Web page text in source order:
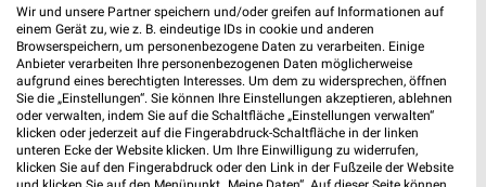
2,6 km
Gartenabverkauf
Gültig bis Sa. 15.08.
Gartenliebe
Gültig bis Sa. 26.09.
mömax XXXLutz
Wir und unsere Partner speichern und/oder greifen auf Informationen auf
einem Gerät zu, wie z. B. eindeutige IDs in cookie und anderen
Browserspeichern, um personenbezogene Daten zu verarbeiten. Einige
Anbieter verarbeiten Ihre personenbezogenen Daten möglicherweise
aufgrund eines berechtigten Interesses. Um dem zu widersprechen, öffnen
Sie die „Einstellungen“. Sie können Ihre Einstellungen akzeptieren, ablehnen
oder verwalten, indem Sie auf die Schaltfläche „Einstellungen verwalten“
klicken oder jederzeit auf die Fingerabdruck-Schaltfläche in der linken
unteren Ecke der Website klicken. Um Ihre Einwilligung zu widerrufen,
klicken Sie auf den Fingerabdruck oder den Link in der Fußzeile der Website